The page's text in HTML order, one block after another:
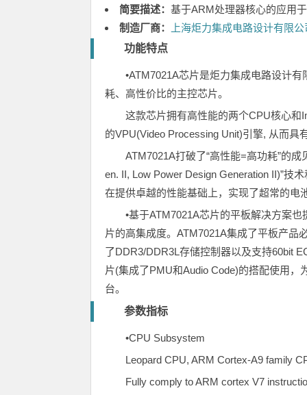
简要描述： 基于ARM处理器核心的应用
制造厂商：
上海炬力集成电路设计有限公
功能特点
•ATM7021A芯片是炬力集成电路设计
耗、高性价比的主控芯片。
这款芯片拥有高性能的两个CPU核心和
的VPU(Video Processing Unit)引擎, 从而具
ATM7021A打破了“高性能=高功耗”的
en. II, Low Power Design Generation II)”技
在提供卓越的性能基础上，实现了超常的电
•基于ATM7021A芯片的平板解决方案
片的高集成度。ATM7021A集成了平板产品
了DDR3/DDR3L存储控制器以及支持60bit
片(集成了PMU和Audio Code)的搭配使用
台。
参数指标
•CPU Subsystem
Leopard CPU, ARM Cortex-A9 family
Fully comply to ARM cortex V7